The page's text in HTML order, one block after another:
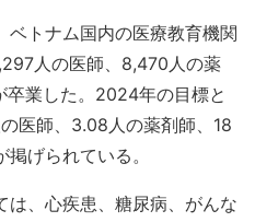
ベトナム国内の医療教育機関
人の医師、8,470人の薬
卒業した。2024年の目標と
医師、3.08人の薬剤師、18
掲げられている。
は、心疾患、糖尿病、がんな